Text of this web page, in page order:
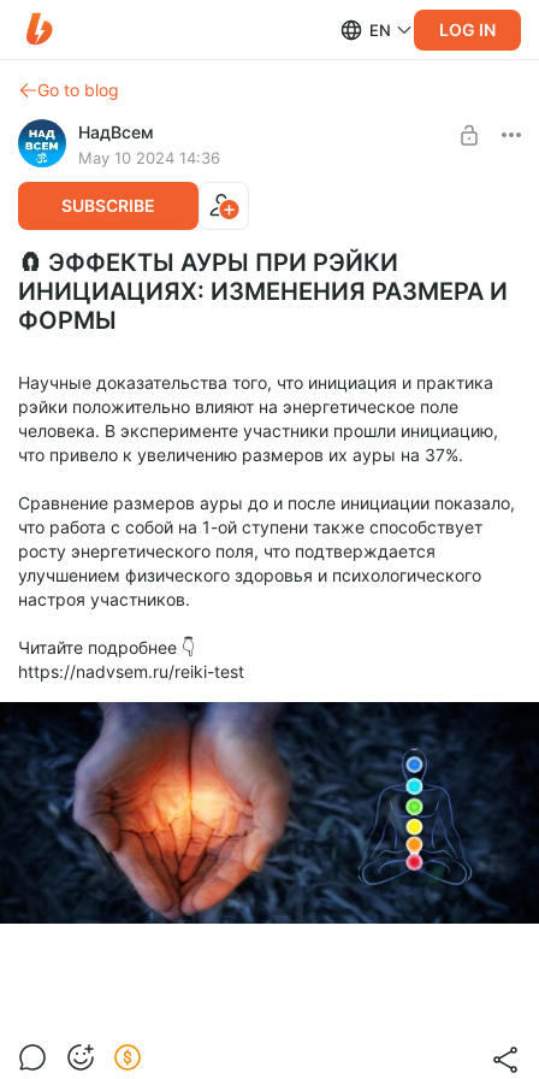
EN LOG IN
Go to blog
НадВсем
May 10 2024 14:36
SUBSCRIBE
🧲 ЭФФЕКТЫ АУРЫ ПРИ РЭЙКИ
ИНИЦИАЦИЯХ: ИЗМЕНЕНИЯ РАЗМЕРА И
ФОРМЫ
Научные доказательства того, что инициация и практика
рэйки положительно влияют на энергетическое поле
человека. В эксперименте участники прошли инициацию,
что привело к увеличению размеров их ауры на 37%.
Сравнение размеров ауры до и после инициации показало,
что работа с собой на 1-ой ступени также способствует
росту энергетического поля, что подтверждается
улучшением физического здоровья и психологического
настроя участников.
Читайте подробнее 👇
https://nadvsem.ru/reiki-test